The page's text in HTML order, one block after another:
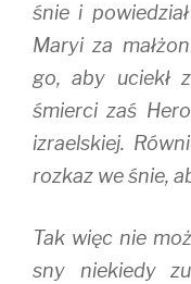
śnie i
Maryi za
go, aby uciekł
śmierci zaś
izraelskiej.
rozkaz we śnie,
Tak więc nie
sny niekiedy